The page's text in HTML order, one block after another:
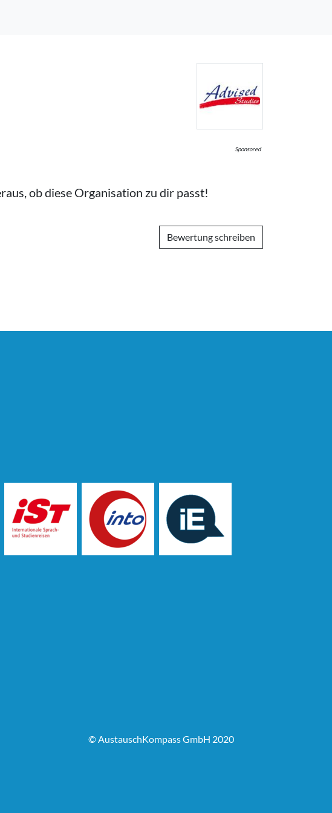
Sponsored
ob diese Organisation zu dir passt!
Bewertung schreiben
© AustauschKompass GmbH 2020